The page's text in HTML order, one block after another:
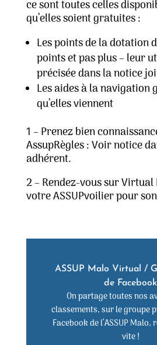
ce sont toutes celles
qu’elles soient gratuites :
Les points de la dotation
points et pas plus – leur
précisée dans la notice
Les aides à la navigation
qu’elles viennent
1 – Prenez bien
AssupRègles : Voir notice
adhérent.
2 – Rendez-vous sur
votre ASSUPvoilier pour
ASSUP Malo Virtual /
de Facebook
On partage toutes nos
classements, sur le groupe
Facebook de l’ASSUP
vite !